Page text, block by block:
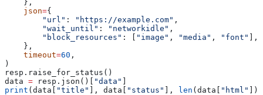
    },
    json
={
        "url"
: "https://example.com" ,
        "wait_until"
: "networkidle" ,
        "block_resources"
: [ "image" , "media" , "font" ],
    },
    timeout
=60 ,
)
resp.raise_for_status()
data = resp.json()[ "data" ]
print (data[ "title" ], data[ "status" ], len (data[ "html" ]))